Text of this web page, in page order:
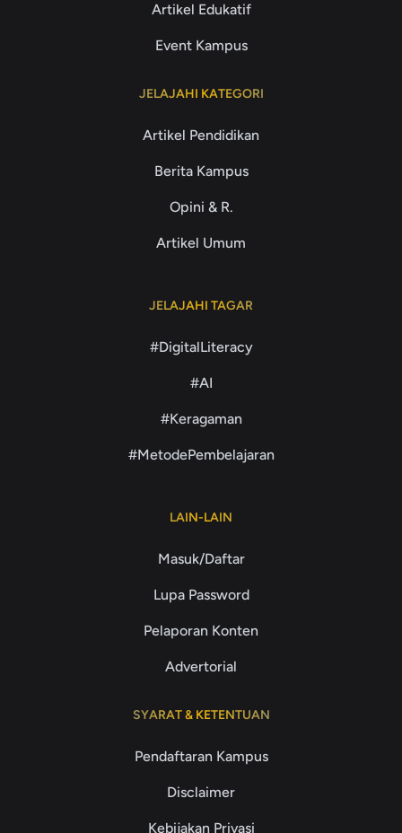
Artikel Edukatif
Event Kampus
JELAJAHI KATEGORI
Artikel Pendidikan
Berita Kampus
Opini & R.
Artikel Umum
JELAJAHI TAGAR
#DigitalLiteracy
#AI
#Keragaman
#MetodePembelajaran
LAIN-LAIN
Masuk/Daftar
Lupa Password
Pelaporan Konten
Advertorial
SYARAT & KETENTUAN
Pendaftaran Kampus
Disclaimer
Kebijakan Privasi